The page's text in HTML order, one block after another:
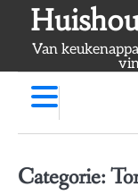
content
Van
Categorie: